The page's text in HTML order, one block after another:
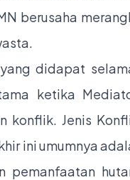
berusaha
didapat
ketika
konflik. Jenis
ini umumnya
pemanfaatan